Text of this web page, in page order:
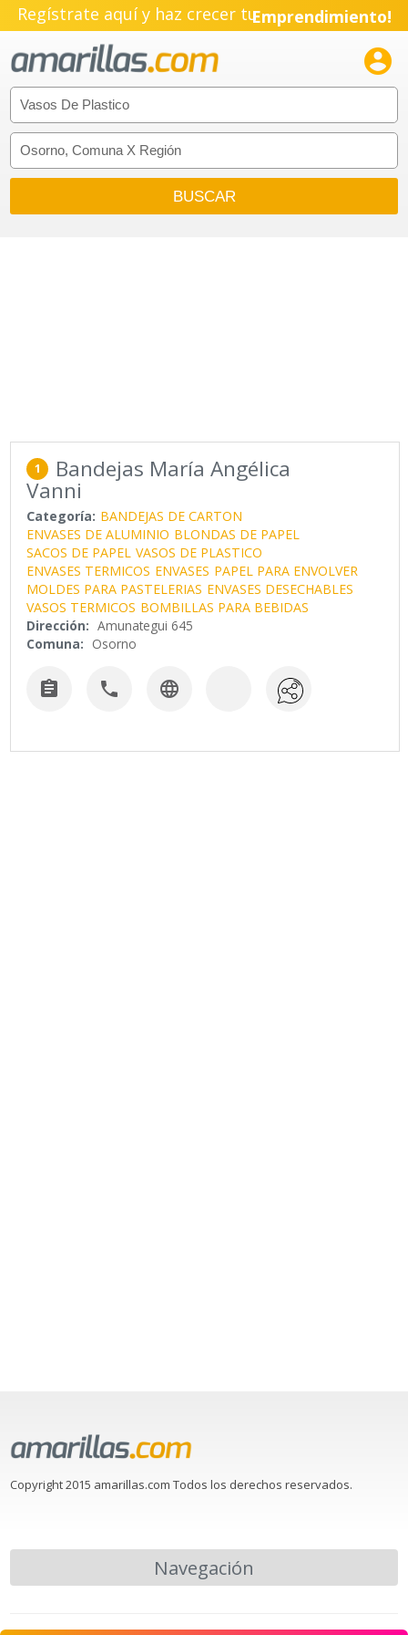
Regístrate aquí y haz crecer tuEmprendimiento!

1 Bandejas María Angélica
Vanni
Categoría: BANDEJAS DE CARTON
ENVASES DE ALUMINIO BLONDAS DE PAPEL
SACOS DE PAPEL VASOS DE PLASTICO
ENVASES TERMICOS ENVASES PAPEL PARA ENVOLVER
MOLDES PARA PASTELERIAS ENVASES DESECHABLES
VASOS TERMICOS BOMBILLAS PARA BEBIDAS
Dirección: Amunategui 645
Comuna: Osorno
  
Copyright 2015 amarillas.com Todos los derechos reservados.
Navegación